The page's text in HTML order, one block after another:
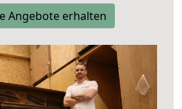
Angebote erhalten